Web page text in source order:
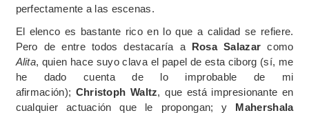
perfectamente a las escenas.
El elenco es bastante rico en lo que a calidad se refiere.
Pero de entre todos destacaría a Rosa Salazar como
Alita, quien hace suyo clava el papel de esta ciborg (sí, me
he dado cuenta de lo improbable de mi
afirmación); Christoph Waltz, que está impresionante en
cualquier actuación que le propongan; y Mahershala